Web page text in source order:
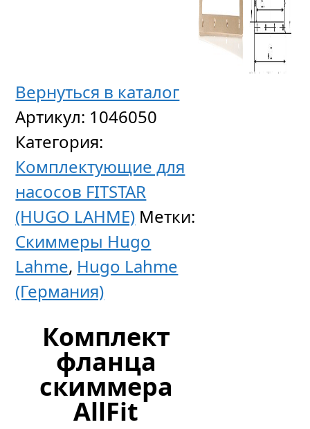
Вернуться в каталог
Артикул: 1046050
Категория:
Комплектующие для
насосов FITSTAR
(HUGO LAHME) Метки:
Скиммеры Hugo
Lahme, Hugo Lahme
(Германия)
Комплект
фланца
скиммера
AllFit